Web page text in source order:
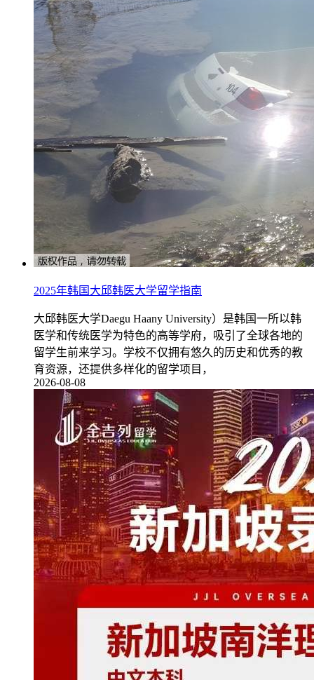
2025年韩国大邱韩医大学留学指南
大邱韩医大学Daegu Haany University）是韩国一所以韩
医学和传统医学为特色的高等学府，吸引了全球各地的
留学生前来学习。学校不仅拥有悠久的历史和优秀的教
育资源，还提供多样化的留学项目，
2026-08-08